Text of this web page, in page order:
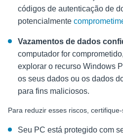
códigos de autenticação de
potencialmente
Vazamentos de dados
computador for
explorar o recurso Windows
os seus dados ou os dados
para fins maliciosos.
Para reduzir esses riscos,
Seu PC está protegido com